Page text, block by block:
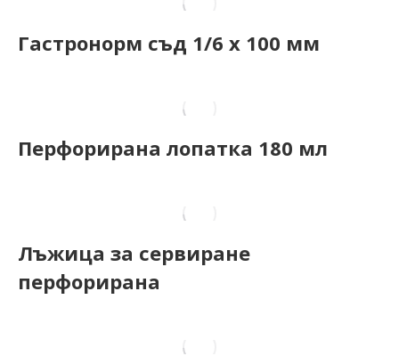
Гастронорм съд 1/6 х 100 мм
Перфорирана лопатка 180 мл
Лъжица за сервиране
перфорирана